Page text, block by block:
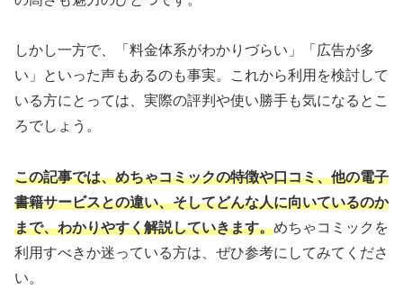
しかし一方で、「料金体系がわかりづらい」「広告が多
い」といった声もあるのも事実。これから利用を検討して
いる方にとっては、実際の評判や使い勝手も気になるとこ
ろでしょう。
この記事では、めちゃコミックの特徴や口コミ、他の電子
書籍サービスとの違い、そしてどんな人に向いているのか
まで、わかりやすく解説していきます。めちゃコミックを
利用すべきか迷っている方は、ぜひ参考にしてみてくださ
い。